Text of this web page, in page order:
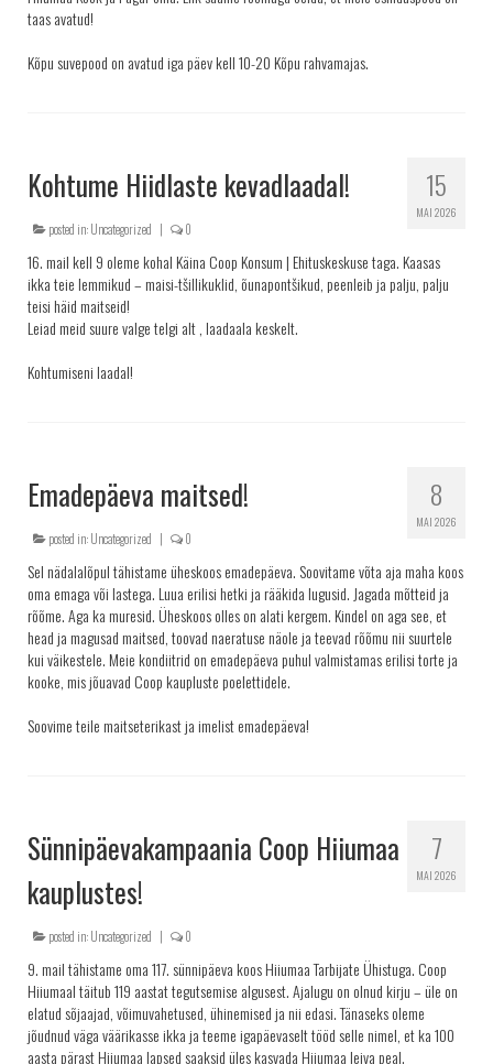
taas avatud!
Kõpu suvepood on avatud iga päev kell 10-20 Kõpu rahvamajas.
15
MAI 2026
Kohtume Hiidlaste kevadlaadal!
posted in:Uncategorized | 0
16. mail kell 9 oleme kohal Käina Coop Konsum | Ehituskeskuse taga. Kaasas
ikka teie lemmikud – maisi-tšillikuklid, õunapontšikud, peenleib ja palju, palju
teisi häid maitseid!
Leiad meid suure valge telgi alt , laadaala keskelt.
Kohtumiseni laadal!
8
MAI 2026
Emadepäeva maitsed!
posted in:Uncategorized | 0
Sel nädalalõpul tähistame üheskoos emadepäeva. Soovitame võta aja maha koos
oma emaga või lastega. Luua erilisi hetki ja rääkida lugusid. Jagada mõtteid ja
rõõme. Aga ka muresid. Üheskoos olles on alati kergem. Kindel on aga see, et
head ja magusad maitsed, toovad naeratuse näole ja teevad rõõmu nii suurtele
kui väikestele. Meie kondiitrid on emadepäeva puhul valmistamas erilisi torte ja
kooke, mis jõuavad Coop kaupluste poelettidele.
Soovime teile maitseterikast ja imelist emadepäeva!
7
MAI 2026
Sünnipäevakampaania Coop Hiiumaa
kauplustes!
posted in:Uncategorized | 0
9. mail tähistame oma 117. sünnipäeva koos Hiiumaa Tarbijate Ühistuga. Coop
Hiiumaal täitub 119 aastat tegutsemise algusest. Ajalugu on olnud kirju – üle on
elatud sõjaajad, võimuvahetused, ühinemised ja nii edasi. Tänaseks oleme
jõudnud väga väärikasse ikka ja teeme igapäevaselt tööd selle nimel, et ka 100
aasta pärast Hiiumaa lapsed saaksid üles kasvada Hiiumaa leiva peal.